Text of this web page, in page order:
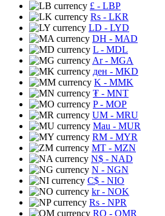
£ - LBP
Rs - LKR
LD - LYD
DH - MAD
L - MDL
Ar- MGA
ден - MKD
K - MMK
₮ - MNT
P- MOP
UM - MRU
Mau - MUR
RM - MYR
MT - MZN
N$ - NAD
N - NGN
C$ - NIO
kr- NOK
Rs - NPR
RO - OMR